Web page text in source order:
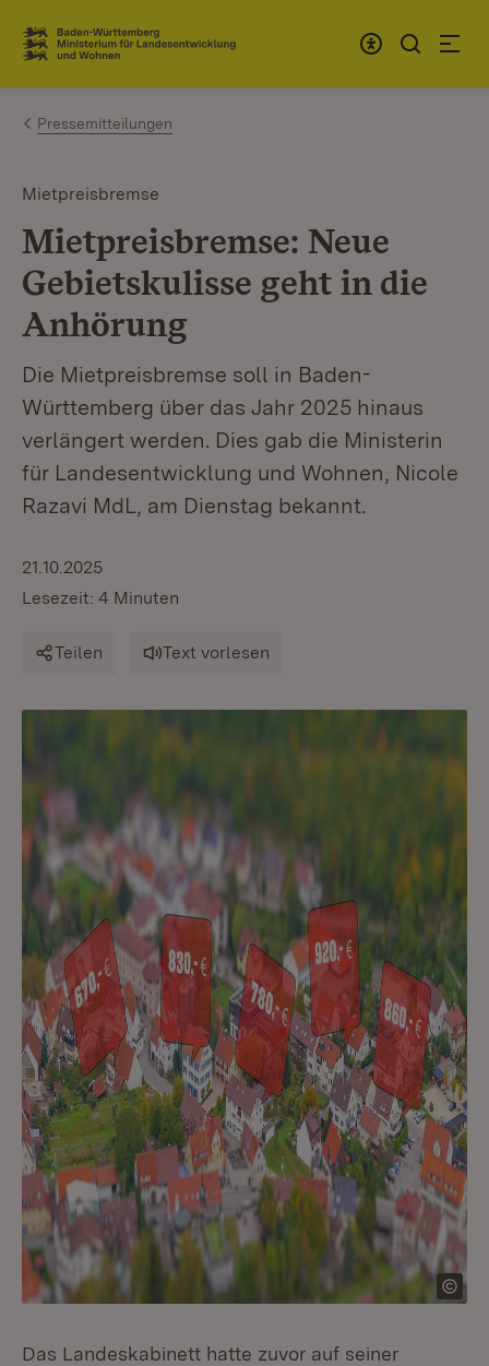
Zum Inhalt springen
Link zur Startseite
Pressemitteilungen
Mietpreisbremse
Mietpreisbremse: Neue
Gebietskulisse geht in die
Anhörung
Die Mietpreisbremse soll in Baden-
Württemberg über das Jahr 2025 hinaus
verlängert werden. Dies gab die Ministerin
für Landesentwicklung und Wohnen, Nicole
Razavi MdL, am Dienstag bekannt.
21.10.2025
Lesezeit: 4 Minuten
Teilen Text vorlesen
Das Landeskabinett hatte zuvor auf seiner